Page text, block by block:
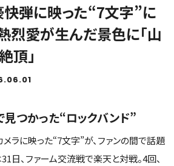
弾に映った“7文字”に
愛が生んだ景色に「山
頂」
つかった“ロックバンド”
ラに映った“7文字”が、ファンの間で話題
日、ファーム交流戦で楽天と対戦。4回、